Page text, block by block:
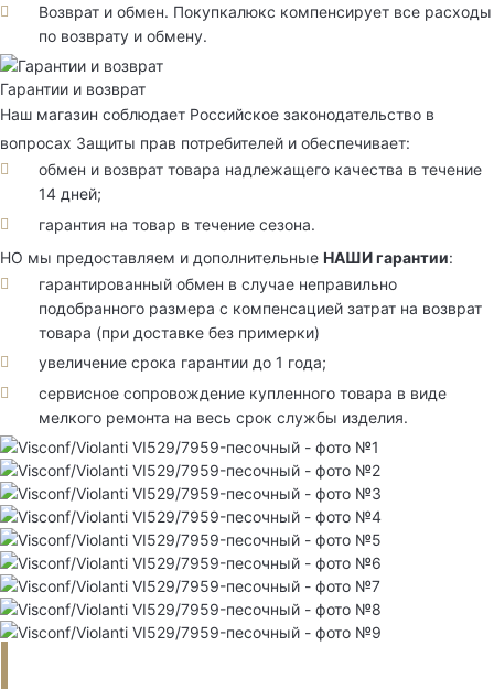
Возврат и обмен. Покупкалюкс компенсирует все расходы
по возврату и обмену.
Гарантии и возврат
Наш магазин соблюдает Российское законодательство в
вопросах Защиты прав потребителей и обеспечивает:
обмен и возврат товара надлежащего качества в течение
14 дней;
гарантия на товар в течение сезона.
НО мы предоставляем и дополнительные НАШИ гарантии:
гарантированный обмен в случае неправильно
подобранного размера с компенсацией затрат на возврат
товара (при доставке без примерки)
увеличение срока гарантии до 1 года;
сервисное сопровождение купленного товара в виде
мелкого ремонта на весь срок службы изделия.